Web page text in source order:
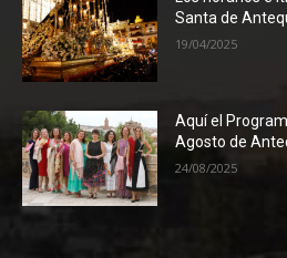
Santa de
19/04/2025
Aquí el
Agosto de
24/08/2025